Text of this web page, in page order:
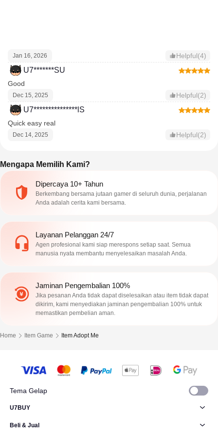
Jan 16, 2026 Helpful(4)
U7*******SU
Good
Dec 15, 2025 Helpful(2)
U7***************lS
Quick easy real
Dec 14, 2025 Helpful(2)
Mengapa Memilih Kami?
Dipercaya 10+ Tahun
Berkembang bersama jutaan gamer di seluruh dunia, perjalanan
Anda adalah cerita kami bersama.
Layanan Pelanggan 24/7
Agen profesional kami siap merespons setiap saat. Semua
manusia nyata membantu menyelesaikan masalah Anda.
Jaminan Pengembalian 100%
Jika pesanan Anda tidak dapat diselesaikan atau item tidak dapat
dikirim, kami menyediakan jaminan pengembalian 100% untuk
memastikan pembelian aman.
Home Item Game Item Adopt Me
Tema Gelap
U7BUY
Beli & Jual